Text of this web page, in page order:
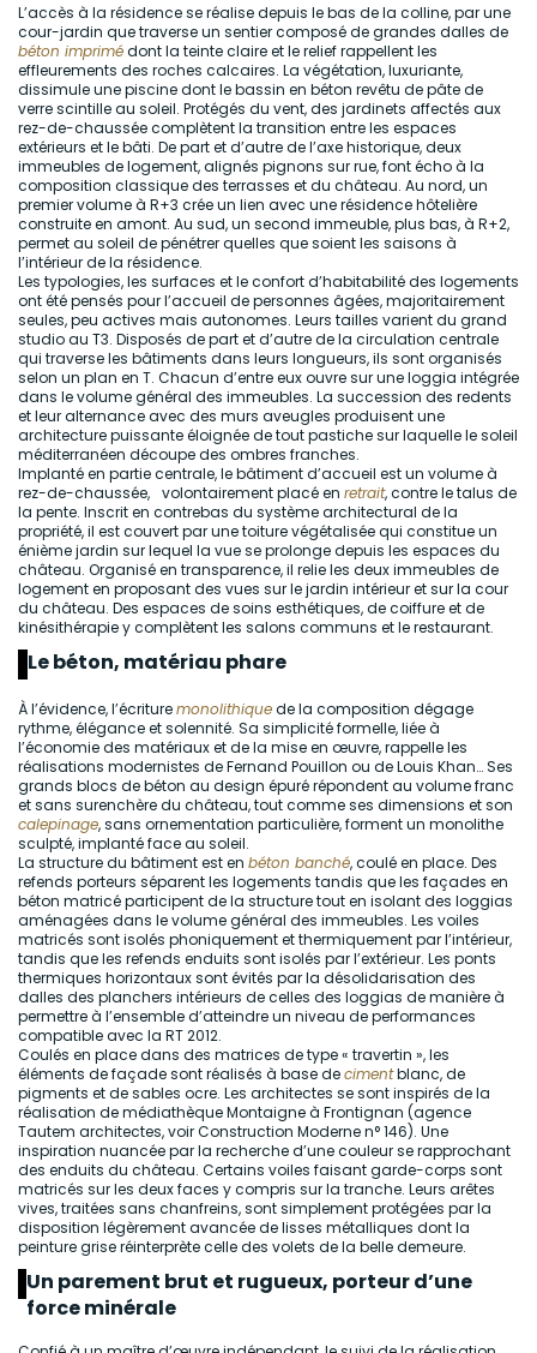
L’accès à la résidence se réalise depuis le bas de la colline, par une
cour-jardin que traverse un sentier composé de grandes dalles de
béton imprimédont la teinte claire et le relief rappellent les
effleurements des roches calcaires. La végétation, luxuriante,
dissimule une piscine dont le bassin en béton revêtu de pâte de
verre scintille au soleil. Protégés du vent, des jardinets affectés aux
rez-de-chaussée complètent la transition entre les espaces
extérieurs et le bâti. De part et d’autre de l’axe historique, deux
immeubles de logement, alignés pignons sur rue, font écho à la
composition classique des terrasses et du château. Au nord, un
premier volume à R+3 crée un lien avec une résidence hôtelière
construite en amont. Au sud, un second immeuble, plus bas, à R+2,
permet au soleil de pénétrer quelles que soient les saisons à
l’intérieur de la résidence.
Les typologies, les surfaces et le confort d’habitabilité des logements
ont été pensés pour l’accueil de personnes âgées, majoritairement
seules, peu actives mais autonomes. Leurs tailles varient du grand
studio au T3. Disposés de part et d’autre de la circulation centrale
qui traverse les bâtiments dans leurs longueurs, ils sont organisés
selon un plan en T. Chacun d’entre eux ouvre sur une loggia intégrée
dans le volume général des immeubles. La succession des redents
et leur alternance avec des murs aveugles produisent une
architecture puissante éloignée de tout pastiche sur laquelle le soleil
méditerranéen découpe des ombres franches.
Implanté en partie centrale, le bâtiment d’accueil est un volume à
rez-de-chaussée, volontairement placé en retrait, contre le talus de
la pente. Inscrit en contrebas du système architectural de la
propriété, il est couvert par une toiture végétalisée qui constitue un
énième jardin sur lequel la vue se prolonge depuis les espaces du
château. Organisé en transparence, il relie les deux immeubles de
logement en proposant des vues sur le jardin intérieur et sur la cour
du château. Des espaces de soins esthétiques, de coiffure et de
kinésithérapie y complètent les salons communs et le restaurant.
Le béton, matériau phare
À l’évidence, l’écrituremonolithiquede la composition dégage
rythme, élégance et solennité. Sa simplicité formelle, liée à
l’économie des matériaux et de la mise en œuvre, rappelle les
réalisations modernistes de Fernand Pouillon ou de Louis Khan… Ses
grands blocs de béton au design épuré répondent au volume franc
et sans surenchère du château, tout comme ses dimensions et son
calepinage, sans ornementation particulière, forment un monolithe
sculpté, implanté face au soleil.
La structure du bâtiment est en béton banché, coulé en place. Des
refends porteurs séparent les logements tandis que les façades en
béton matricé participent de la structure tout en isolant des loggias
aménagées dans le volume général des immeubles. Les voiles
matricés sont isolés phoniquement et thermiquement par l’intérieur,
tandis que les refends enduits sont isolés par l’extérieur. Les ponts
thermiques horizontaux sont évités par la désolidarisation des
dalles des planchers intérieurs de celles des loggias de manière à
permettre à l’ensemble d’atteindre un niveau de performances
compatible avec la RT 2012.
Coulés en place dans des matrices de type « travertin », les
éléments de façade sont réalisés à base decimentblanc, de
pigments et de sables ocre. Les architectes se sont inspirés de la
réalisation de médiathèque Montaigne à Frontignan (agence
Tautem architectes, voir Construction Moderne n° 146). Une
inspiration nuancée par la recherche d’une couleur se rapprochant
des enduits du château. Certains voiles faisant garde-corps sont
matricés sur les deux faces y compris sur la tranche. Leurs arêtes
vives, traitées sans chanfreins, sont simplement protégées par la
disposition légèrement avancée de lisses métalliques dont la
peinture grise réinterprète celle des volets de la belle demeure.
Un parement brut et rugueux, porteur d’une
force minérale